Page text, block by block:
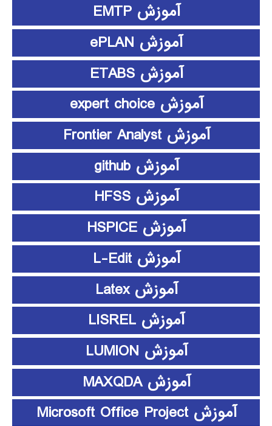
آموزش EMTP
آموزش ePLAN
آموزش ETABS
آموزش expert choice
آموزش Frontier Analyst
آموزش github
آموزش HFSS
آموزش HSPICE
آموزش L-Edit
آموزش Latex
آموزش LISREL
آموزش LUMION
آموزش MAXQDA
آموزش Microsoft Office Project